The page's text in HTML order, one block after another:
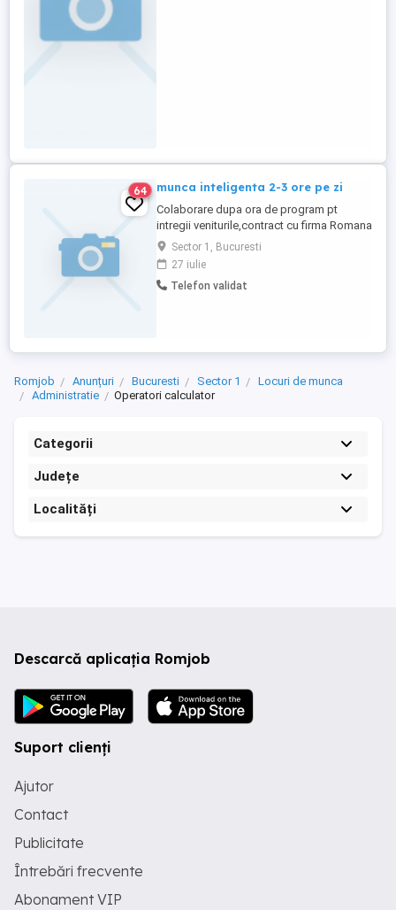
64 munca inteligenta 2-3 ore pe zi
Colaborare dupa ora de program pt
intregii veniturile,contract cu firma Romana
Americana, cunostinte pe
calculator,sistem franciza fara investitii,
pers peste 30 ani...., detalii la tel
0722610408
Sector 1, Bucuresti
27 iulie
Telefon validat
Romjob Anunțuri Bucuresti Sector 1
Locuri de munca
Administratie
Operatori calculator
Categorii
Județe
Localități
Descarcă aplicația Romjob
Suport clienți
Ajutor
Contact
Publicitate
Întrebări frecvente
Abonament VIP